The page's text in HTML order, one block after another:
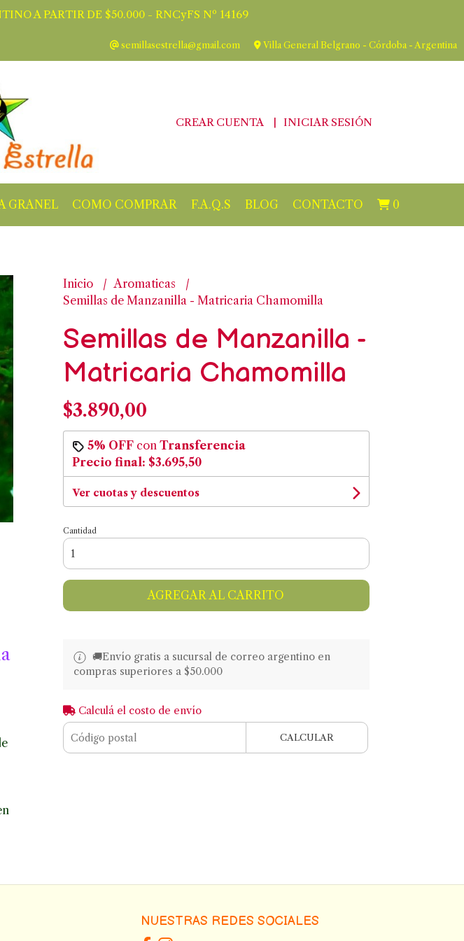
A PARTIR DE $50.000 - RNCyFS Nº 14169
semillasestrella@gmail.com Villa General Belgrano - Córdoba - Argentina
CREAR CUENTA INICIAR SESIÓN
GRANEL COMO COMPRAR F.A.Q.S BLOG CONTACTO 0
Inicio
Aromaticas
Semillas de Manzanilla - Matricaria Chamomilla
Semillas de Manzanilla -
Matricaria Chamomilla
$3.890,00
5% OFFcon Transferencia
Precio final: $3.695,50
Ver cuotas y descuentos
Cantidad
AGREGAR AL CARRITO
🚚​​Envío gratis a sucursal de correo argentino en
compras superiores a $50.000
Calculá el costo de envío
CALCULAR
NUESTRAS REDES SOCIALES